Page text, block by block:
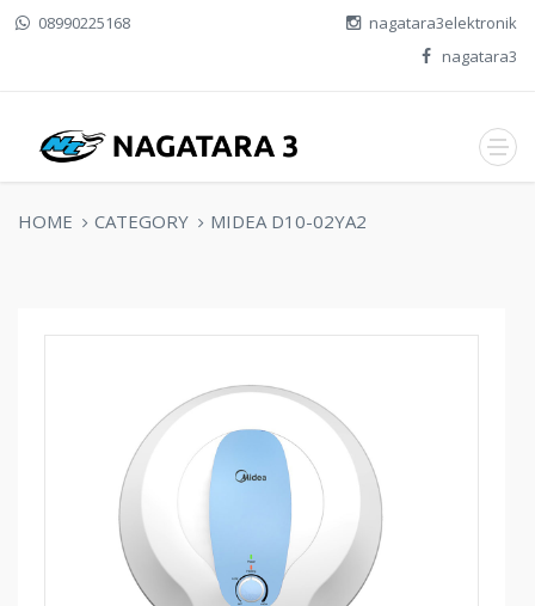
08990225168
nagatara3elektronik
nagatara3
HOME CATEGORY MIDEA D10-02YA2